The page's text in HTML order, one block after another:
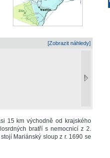
[Zobrazit náhledy]
15 km východně od krajského
bratří s nemocnicí z 2.
Mariánský sloup z r. 1690 se